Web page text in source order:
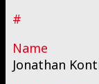
#
Name
Jonathan